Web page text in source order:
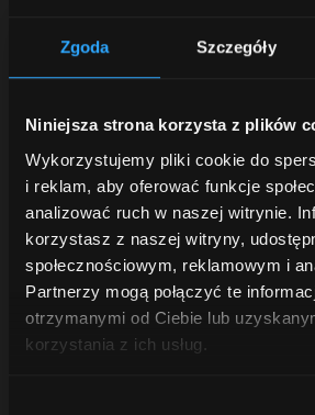
Zgoda Szczegóły
Niniejsza strona korzysta z plików
Wykorzystujemy pliki cookie do
i reklam, aby oferować funkcje
analizować ruch w naszej witrynie.
korzystasz z naszej witryny,
społecznościowym, reklamowym i
Partnerzy mogą połączyć te
otrzymanymi od Ciebie lub
korzystania z ich usług.